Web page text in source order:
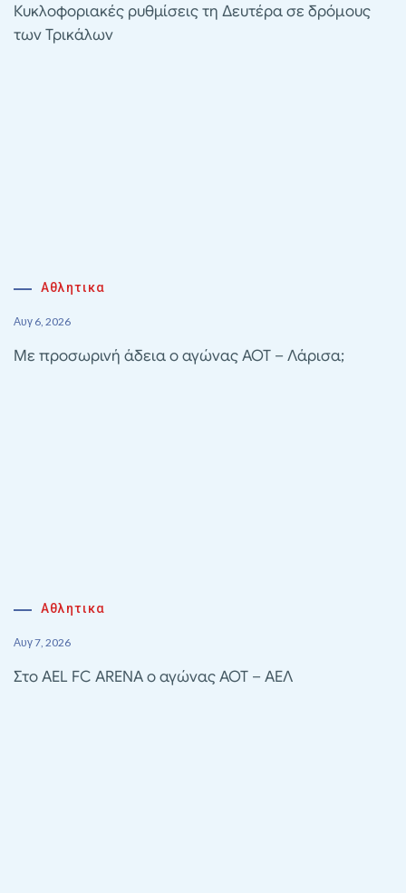
Κυκλοφοριακές ρυθμίσεις τη Δευτέρα σε δρόμους
των Τρικάλων
Αθλητικα
Αυγ 6, 2026
Με προσωρινή άδεια ο αγώνας ΑΟΤ – Λάρισα;
Αθλητικα
Αυγ 7, 2026
Στο AEL FC ARENA ο αγώνας ΑΟΤ – ΑΕΛ